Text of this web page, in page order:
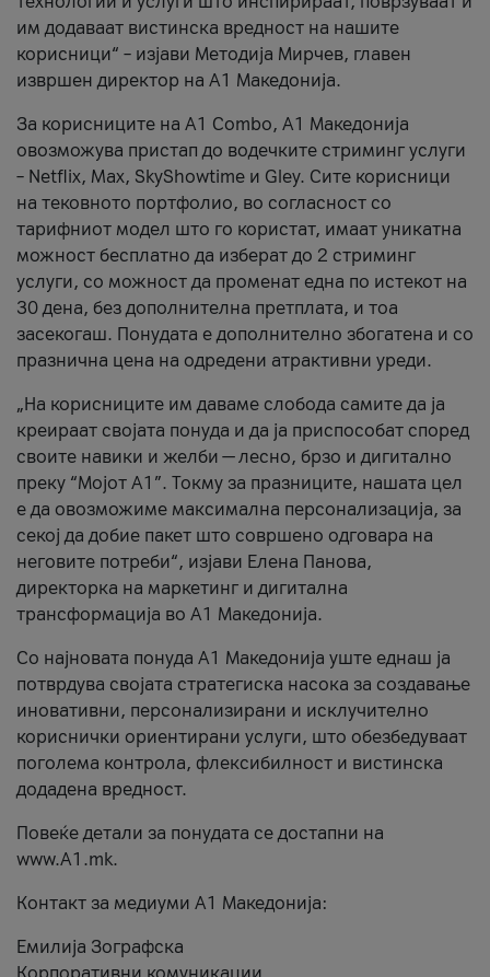
им додаваат вистинска вредност на нашите
корисници“ – изјави Методија Мирчев, главен
извршен директор на А1 Македонија.
За корисниците на A1 Combo, А1 Македонија
овозможува пристап до водечките стриминг услуги
– Netflix, Max, SkyShowtime и Gley. Сите корисници
на тековното портфолио, во согласност со
тарифниот модел што го користат, имаат уникатна
можност бесплатно да изберат до 2 стриминг
услуги, со можност да променат една по истекот на
30 дена, без дополнителна претплата, и тоа
засекогаш. Понудата е дополнително збогатена и со
празнична цена на одредени атрактивни уреди.
„На корисниците им даваме слобода самите да ја
креираат својата понуда и да ја приспособат според
своите навики и желби — лесно, брзо и дигитално
преку “Мојот А1”. Токму за празниците, нашата цел
е да овозможиме максимална персонализација, за
секој да добие пакет што совршено одговара на
неговите потреби“, изјави Елена Панова,
директорка на маркетинг и дигитална
трансформација во А1 Македонија.
Со најновата понуда А1 Македонија уште еднаш ја
потврдува својата стратегиска насока за создавање
иновативни, персонализирани и исклучително
кориснички ориентирани услуги, што обезбедуваат
поголема контрола, флексибилност и вистинска
додадена вредност.
Повеќе детали за понудата се достапни на
www.А1.mk.
Контакт за медиуми А1 Македонија:
Емилија Зографска